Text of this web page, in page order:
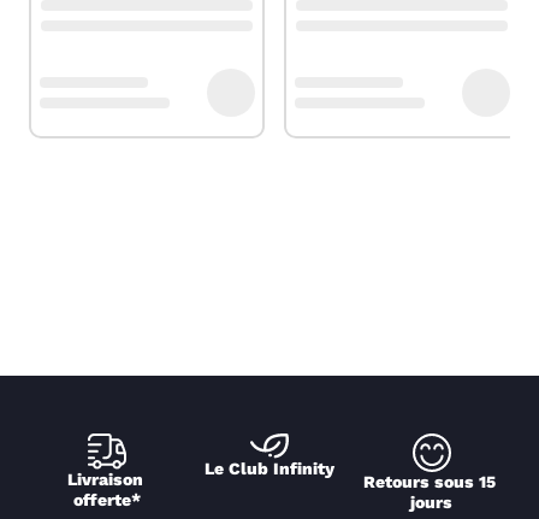
Livraison
offerte*
Le Club Infinity
Retours sous 15
jours